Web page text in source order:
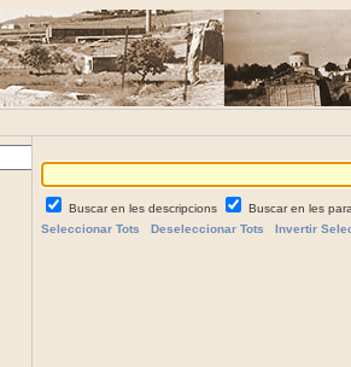
Buscar en les descripcions
Buscar en les
Seleccionar Tots
Deseleccionar Tots Invertir